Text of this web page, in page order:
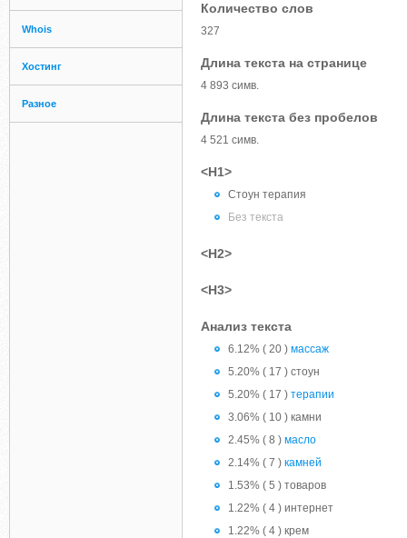
Whois
Хостинг
Разное
Количество слов
327
Длина текста на странице
4 893 симв.
Длина текста без пробелов
4 521 симв.
<H1>
Стоун терапия
Без текста
<H2>
<H3>
Анализ текста
6.12% ( 20 ) массаж
5.20% ( 17 ) стоун
5.20% ( 17 ) терапии
3.06% ( 10 ) камни
2.45% ( 8 ) масло
2.14% ( 7 ) камней
1.53% ( 5 ) товаров
1.22% ( 4 ) интернет
1.22% ( 4 ) крем